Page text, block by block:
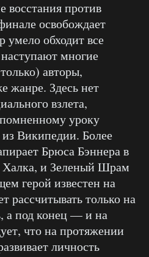
восстания против
освобождает
умело обходит все
многие
авторы,
жанре. Здесь нет
взлета,
уроку
Википедии. Более
Брюса Бэннера в
Халка, и Зеленый Шрам
герой известен на
рассчитывать только на
а под конец — и на
что на протяжении
личность